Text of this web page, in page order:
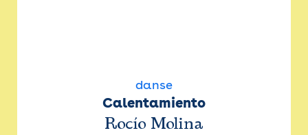
danse
Calentamiento
Rocío Molina